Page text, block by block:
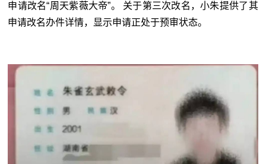
申请改名“周天紫薇大帝”。 关于第三次改名，小朱提供了其
申请改名办件详情，显示申请正处于预审状态。